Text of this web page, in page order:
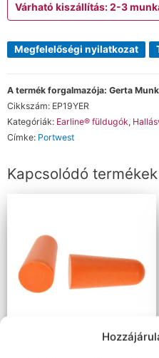
Várható kiszállítás: 2-3
Megfelelőségi nyilatkozat
A termék forgalmazója: Gerta
Cikkszám: EP19YER
Kategóriák: Earline® füldugók,
Címke: Portwest
Kapcsolódó termékek